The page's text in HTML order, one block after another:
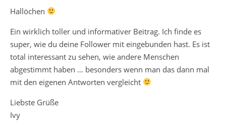
Hallöchen
Ein wirklich toller und informativer Beitrag. Ich finde es
super, wie du deine Follower mit eingebunden hast. Es ist
total interessant zu sehen, wie andere Menschen
abgestimmt haben … besonders wenn man das dann mal
mit den eigenen Antworten vergleicht
Liebste Grüße
Ivy